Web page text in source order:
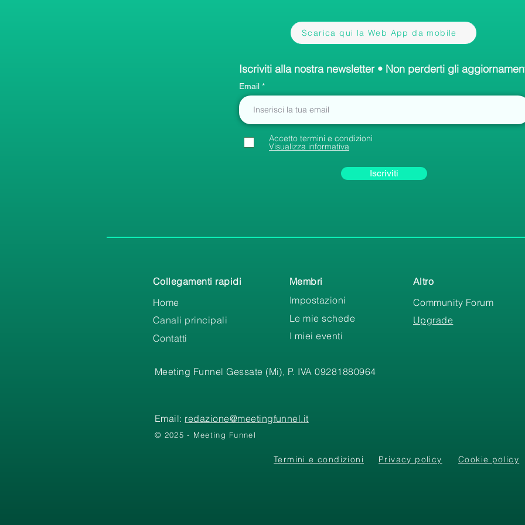
Scarica qui la Web App da mobile
Iscriviti alla nostra newsletter • Non perderti gli
Email
Accetto termini e condizioni
Visualizza informativa
Iscriviti
Collegamenti rapidi
Home
Canali principali
Contatti
Membri
Impostazioni
Le mie schede
I miei eventi
Altro
Community Forum
Upgrade
Meeting Funnel Gessate (Mi), P. IVA 09281880964
Email: redazione@meetingfunnel.it
© 2025 - Meeting Funnel
Termini e condizioni Privacy policy Cookie policy